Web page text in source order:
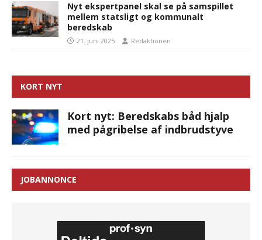
Nyt ekspertpanel skal se på samspillet
mellem statsligt og kommunalt
beredskab
21. juni 2025 Redaktionen
KORT NYT
Kort nyt: Beredskabs båd hjalp
med pågribelse af indbrudstyve
JOBANNONCE